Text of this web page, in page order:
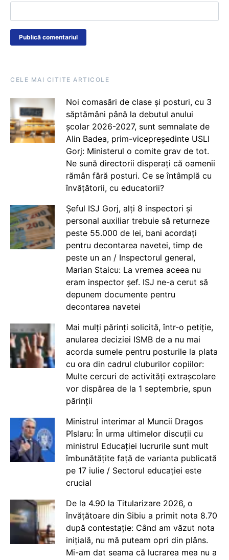
CELE MAI CITITE ARTICOLE
Noi comasări de clase și posturi, cu 3
săptămâni până la debutul anului
școlar 2026-2027, sunt semnalate de
Alin Badea, prim-vicepreședinte USLI
Gorj: Ministerul o comite grav de tot.
Ne sună directorii disperați că oamenii
rămân fără posturi. Ce se întâmplă cu
învățătorii, cu educatorii?
Șeful ISJ Gorj, alți 8 inspectori și
personal auxiliar trebuie să returneze
peste 55.000 de lei, bani acordați
pentru decontarea navetei, timp de
peste un an / Inspectorul general,
Marian Staicu: La vremea aceea nu
eram inspector șef. ISJ ne-a cerut să
depunem documente pentru
decontarea navetei
Mai mulți părinți solicită, într-o petiție,
anularea deciziei ISMB de a nu mai
acorda sumele pentru posturile la plata
cu ora din cadrul cluburilor copiilor:
Multe cercuri de activități extrașcolare
vor dispărea de la 1 septembrie, spun
părinții
Ministrul interimar al Muncii Dragos
Pîslaru: În urma ultimelor discuții cu
ministrul Educației lucrurile sunt mult
îmbunătățite față de varianta publicată
pe 17 iulie / Sectorul educației este
crucial
De la 4.90 la Titularizare 2026, o
învățătoare din Sibiu a primit nota 8.70
după contestație: Când am văzut nota
inițială, nu mă puteam opri din plâns.
Mi-am dat seama că lucrarea mea nu a